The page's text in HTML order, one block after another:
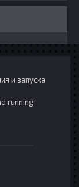
и запуска
running